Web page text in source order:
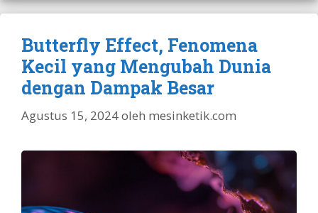
Butterfly Effect, Fenomena
Kecil yang Mengubah Dunia
dengan Dampak Besar
Agustus 15, 2024oleh mesinketik.com